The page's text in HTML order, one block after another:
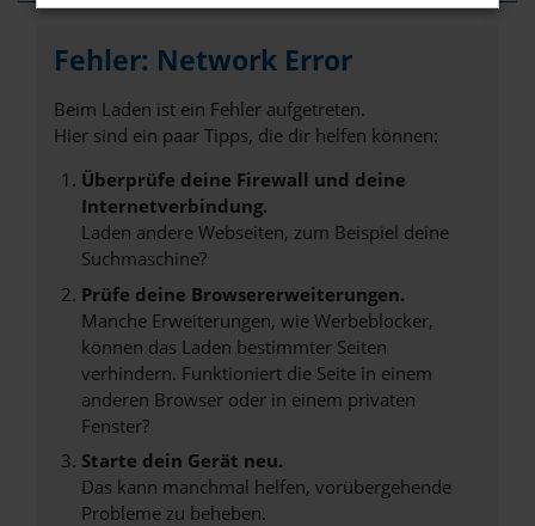
Fehler: Network Error
Beim Laden ist ein Fehler aufgetreten.
Hier sind ein paar Tipps, die dir helfen können:
Überprüfe deine Firewall und deine
Internetverbindung.
Laden andere Webseiten, zum Beispiel deine
Suchmaschine?
Prüfe deine Browsererweiterungen.
Manche Erweiterungen, wie Werbeblocker,
können das Laden bestimmter Seiten
verhindern. Funktioniert die Seite in einem
anderen Browser oder in einem privaten
Fenster?
Starte dein Gerät neu.
Das kann manchmal helfen, vorübergehende
Probleme zu beheben.